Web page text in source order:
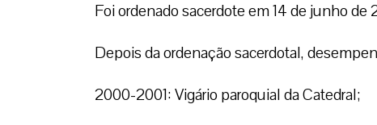
Foi ordenado sacerdote em 14 de junho
Depois da ordenação sacerdotal,
2000-2001: Vigário paroquial da Catedral;